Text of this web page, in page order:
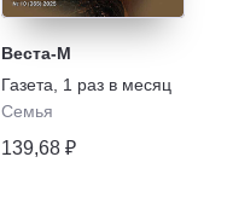
Веста-М
Газета
1 раз в месяц
Семья
139,68 ₽